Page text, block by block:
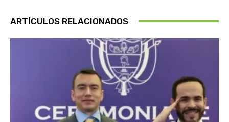
ARTÍCULOS RELACIONADOS